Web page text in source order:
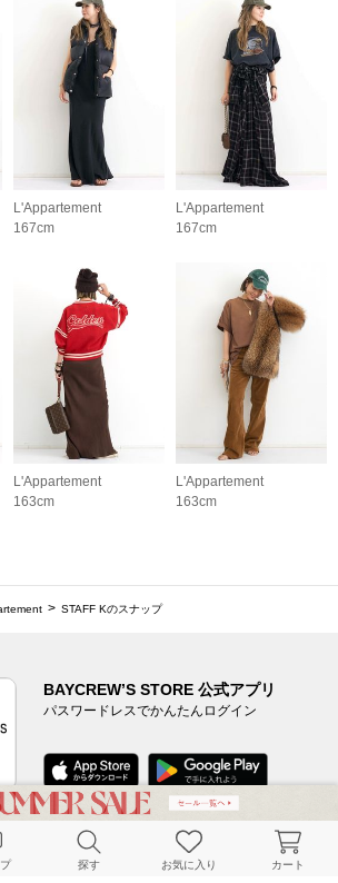
L'Appartement
167cm
L'Appartement
167cm
L'Appartement
163cm
L'Appartement
163cm
STAFF Kのスナップ
BAYCREW’S STORE 公式アプリ
パスワードレスでかんたんログイン
CUSTOMER SERVICE
探す お気に入り カート